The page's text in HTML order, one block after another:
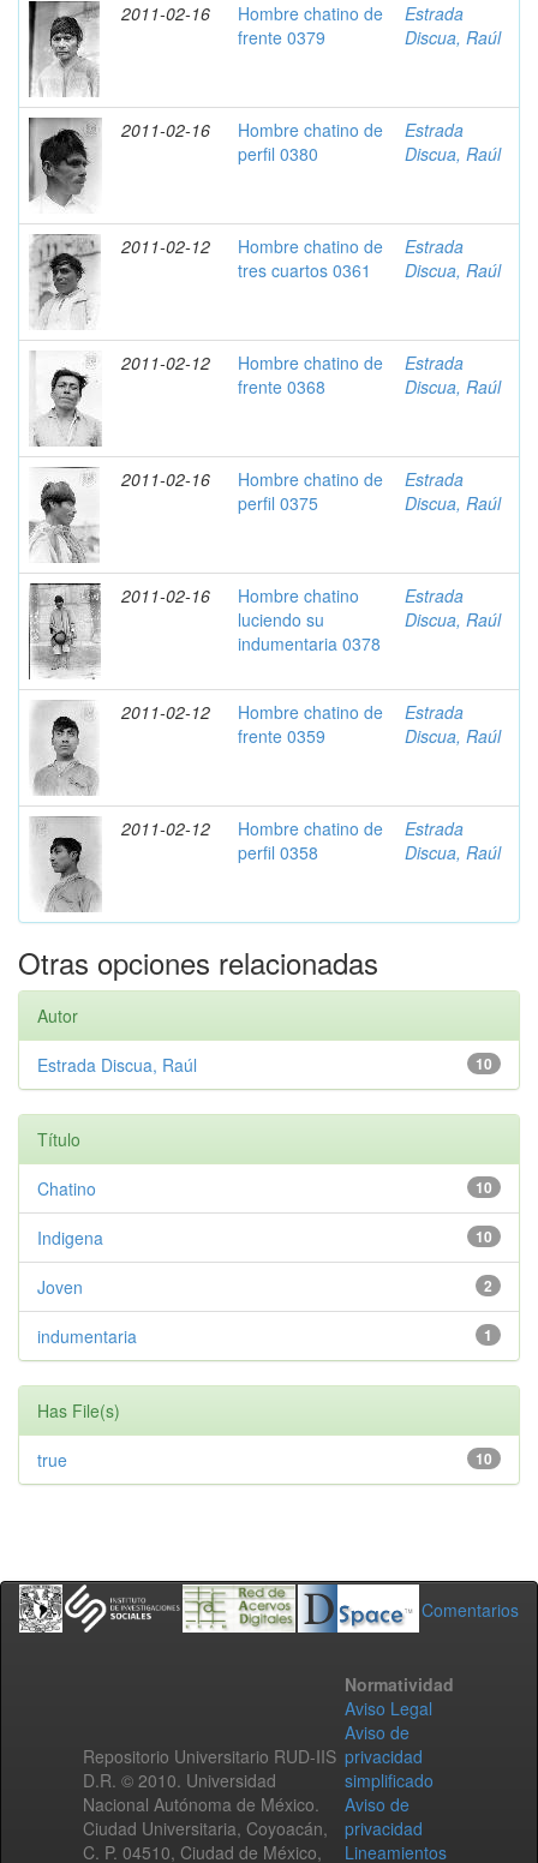
2011-02-16
Hombre chatino de
frente 0379
Estrada
Discua, Raúl
2011-02-16
Hombre chatino de
perfil 0380
Estrada
Discua, Raúl
2011-02-12
Hombre chatino de
tres cuartos 0361
Estrada
Discua, Raúl
2011-02-12
Hombre chatino de
frente 0368
Estrada
Discua, Raúl
2011-02-16
Hombre chatino de
perfil 0375
Estrada
Discua, Raúl
2011-02-16
Hombre chatino
luciendo su
indumentaria 0378
Estrada
Discua, Raúl
2011-02-12
Hombre chatino de
frente 0359
Estrada
Discua, Raúl
2011-02-12
Hombre chatino de
perfil 0358
Estrada
Discua, Raúl
Otras opciones relacionadas
Autor
10
Estrada Discua, Raúl
Título
10
Chatino
10
Indigena
2
Joven
1
indumentaria
Has File(s)
10
true
Comentarios
Repositorio Universitario RUD-IIS
D.R. © 2010. Universidad
Nacional Autónoma de México.
Ciudad Universitaria, Coyoacán,
C. P. 04510, Ciudad de México,
Normatividad
Aviso Legal
Aviso de
privacidad
simplificado
Aviso de
privacidad
Lineamientos